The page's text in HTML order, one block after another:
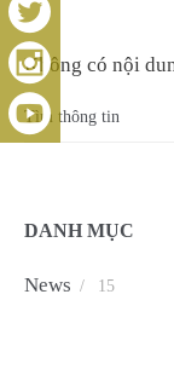
Không có nội
Biểu mẫu
DANH MỤC
News / 15